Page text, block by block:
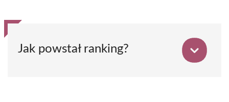
Jak powstał ranking?